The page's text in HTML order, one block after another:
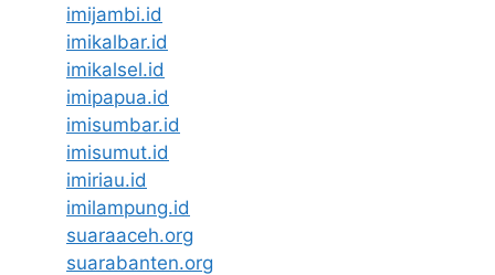
imijambi.id
imikalbar.id
imikalsel.id
imipapua.id
imisumbar.id
imisumut.id
imiriau.id
imilampung.id
suaraaceh.org
suarabanten.org